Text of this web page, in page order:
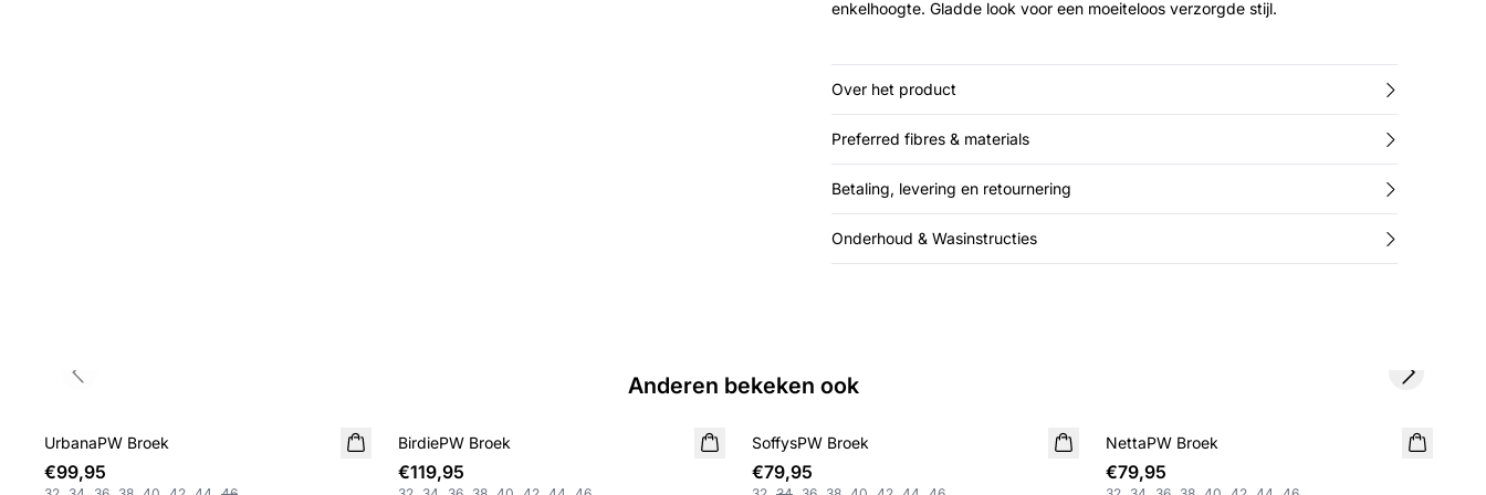
enkelhoogte. Gladde look voor een moeiteloos verzorgde stijl.
Over het product
Preferred fibres & materials
Betaling, levering en retournering
Onderhoud & Wasinstructies
Anderen bekeken ook
UrbanaPW Broek
€99,95
BirdiePW Broek
€119,95
SoffysPW Broek
€79,95
NettaPW Broek
€79,95
Previous slide Next slide